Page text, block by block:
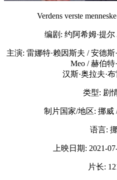
Verdens verste
编剧: 约阿希姆·提
主演: 雷娜特·赖因斯夫 / 安德斯
Meo / 赫伯特
汉斯·奥拉夫·
类型: 剧
制片国家/地区: 挪威
语言:
上映日期: 2021-
片长: